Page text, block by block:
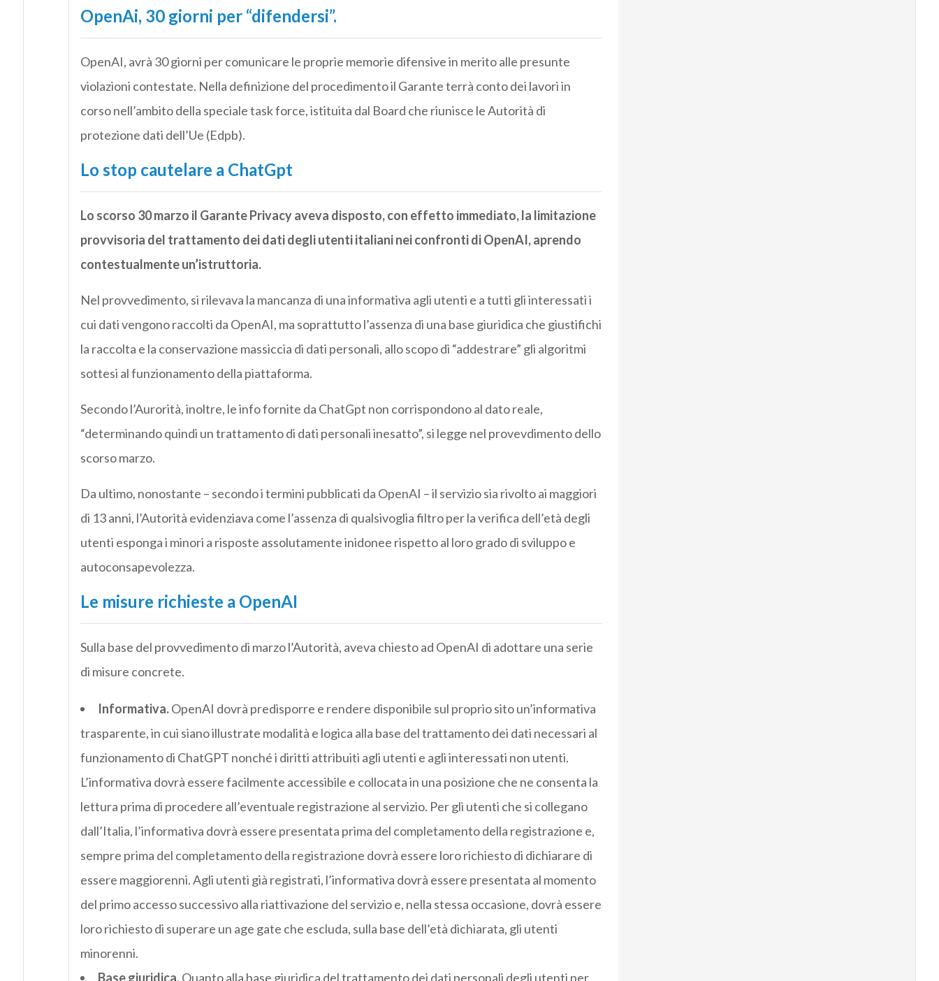
OpenAi, 30 giorni per “difendersi”.
OpenAI, avrà 30 giorni per comunicare le proprie memorie difensive in merito alle presunte
violazioni contestate. Nella definizione del procedimento il Garante terrà conto dei lavori in
corso nell’ambito della speciale task force, istituita dal Board che riunisce le Autorità di
protezione dati dell’Ue (Edpb).
Lo stop cautelare a ChatGpt
Lo scorso 30 marzo il Garante Privacy aveva disposto, con effetto immediato, la limitazione
provvisoria del trattamento dei dati degli utenti italiani nei confronti di OpenAI, aprendo
contestualmente un’istruttoria.
Nel provvedimento, si rilevava la mancanza di una informativa agli utenti e a tutti gli interessati i
cui dati vengono raccolti da OpenAI, ma soprattutto l’assenza di una base giuridica che giustifichi
la raccolta e la conservazione massiccia di dati personali, allo scopo di “addestrare” gli algoritmi
sottesi al funzionamento della piattaforma.
Secondo l’Aurorità, inoltre, le info fornite da ChatGpt non corrispondono al dato reale,
“determinando quindi un trattamento di dati personali inesatto”, si legge nel provevdimento dello
scorso marzo.
Da ultimo, nonostante – secondo i termini pubblicati da OpenAI – il servizio sia rivolto ai maggiori
di 13 anni, l’Autorità evidenziava come l’assenza di qualsivoglia filtro per la verifica dell’età degli
utenti esponga i minori a risposte assolutamente inidonee rispetto al loro grado di sviluppo e
autoconsapevolezza.
Le misure richieste a OpenAI
Sulla base del provvedimento di marzo l’Autorità, aveva chiesto ad OpenAI di adottare una serie
di misure concrete.
Informativa.OpenAI dovrà predisporre e rendere disponibile sul proprio sito un’informativa
trasparente, in cui siano illustrate modalità e logica alla base del trattamento dei dati necessari al
funzionamento di ChatGPT nonché i diritti attribuiti agli utenti e agli interessati non utenti.
L’informativa dovrà essere facilmente accessibile e collocata in una posizione che ne consenta la
lettura prima di procedere all’eventuale registrazione al servizio. Per gli utenti che si collegano
dall’Italia, l’informativa dovrà essere presentata prima del completamento della registrazione e,
sempre prima del completamento della registrazione dovrà essere loro richiesto di dichiarare di
essere maggiorenni. Agli utenti già registrati, l’informativa dovrà essere presentata al momento
del primo accesso successivo alla riattivazione del servizio e, nella stessa occasione, dovrà essere
loro richiesto di superare un age gate che escluda, sulla base dell’età dichiarata, gli utenti
minorenni.
Base giuridica. Quanto alla base giuridica del trattamento dei dati personali degli utenti per